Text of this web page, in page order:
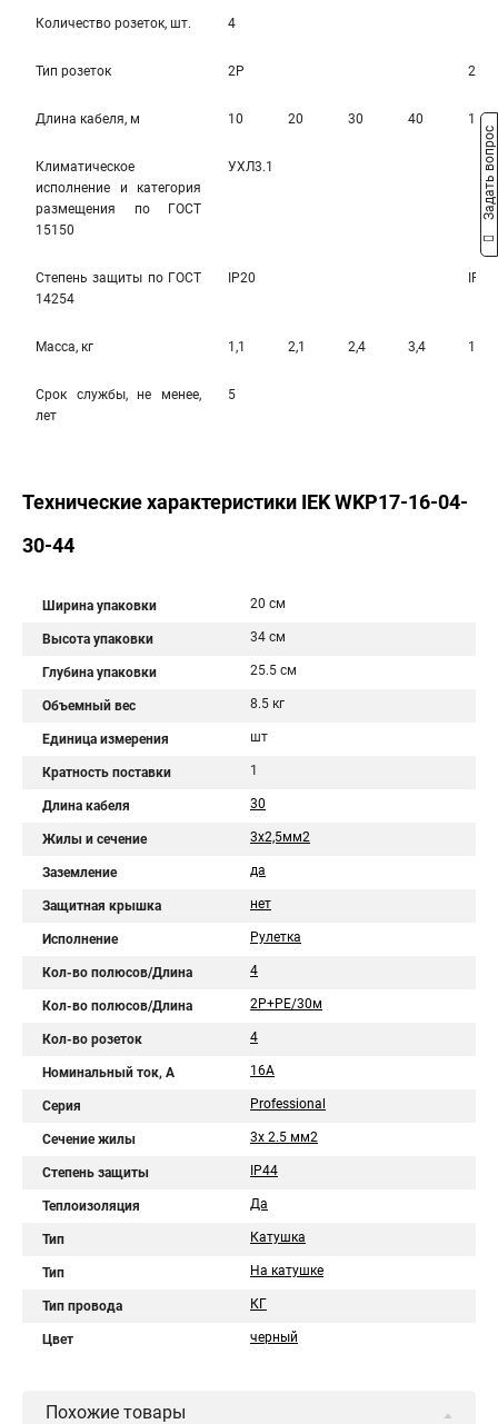
Количество розеток, шт. 4
Тип розеток 2Р 2Р+
Длина кабеля, м 10 20 30 40 10
Климатическое
исполнение и категория
размещения по ГОСТ
15150
УХЛ3.1
Степень защиты по ГОСТ
14254
IP20 IP20
Масса, кг 1,1 2,1 2,4 3,4 1,3
Срок службы, не менее,
лет
5
Технические характеристики IEK WKP17-16-04-
30-44
Ширина упаковки 20 см
Высота упаковки 34 см
Глубина упаковки 25.5 см
Объемный вес 8.5 кг
Единица измерения шт
Кратность поставки 1
Длина кабеля 30
Жилы и сечение 3х2,5мм2
Заземление да
Защитная крышка нет
Исполнение Рулетка
Кол-во полюсов/Длина 4
Кол-во полюсов/Длина 2Р+PЕ/30м
Кол-во розеток 4
Номинальный ток, А 16A
Серия Professional
Сечение жилы 3х 2.5 мм2
Степень защиты IP44
Теплоизоляция Да
Тип Катушка
Тип На катушке
Тип провода КГ
Цвет черный
Похожие товары
Задать вопрос